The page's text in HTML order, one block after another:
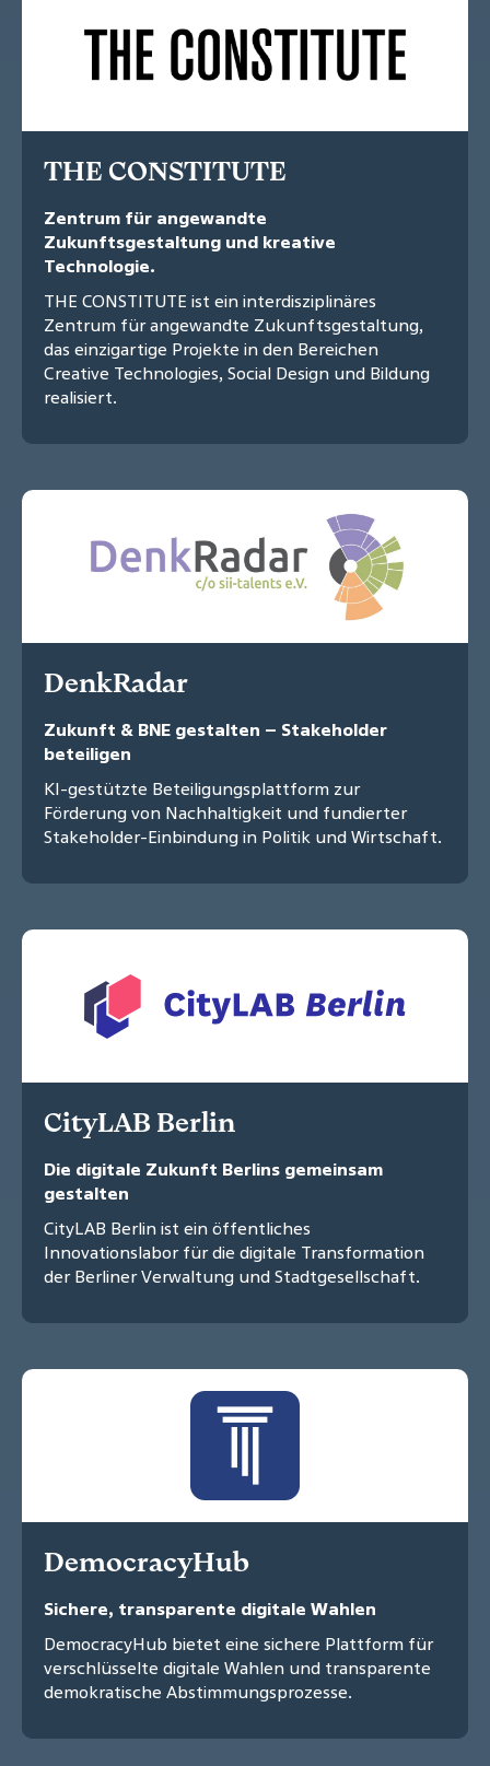
THE CONSTITUTE
Zentrum für angewandte
Zukunftsgestaltung und kreative
Technologie.
THE CONSTITUTE ist ein interdisziplinäres
Zentrum für angewandte Zukunftsgestaltung,
das einzigartige Projekte in den Bereichen
Creative Technologies, Social Design und Bildung
realisiert.
DenkRadar
Zukunft & BNE gestalten – Stakeholder
beteiligen
KI-gestützte Beteiligungsplattform zur
Förderung von Nachhaltigkeit und fundierter
Stakeholder-Einbindung in Politik und Wirtschaft.
CityLAB Berlin
Die digitale Zukunft Berlins gemeinsam
gestalten
CityLAB Berlin ist ein öffentliches
Innovationslabor für die digitale Transformation
der Berliner Verwaltung und Stadtgesellschaft.
DemocracyHub
Sichere, transparente digitale Wahlen
DemocracyHub bietet eine sichere Plattform für
verschlüsselte digitale Wahlen und transparente
demokratische Abstimmungsprozesse.